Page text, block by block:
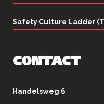
Safety Culture Ladder
CONTACT
Handelsweg 6